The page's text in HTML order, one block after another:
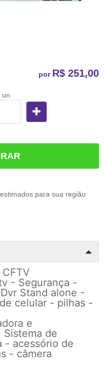
por R$ 251,00
un
para sua região:
CFTV
- Segurança -
Stand alone -
celular - pilhas -
e
de
- acessório de
- câmera